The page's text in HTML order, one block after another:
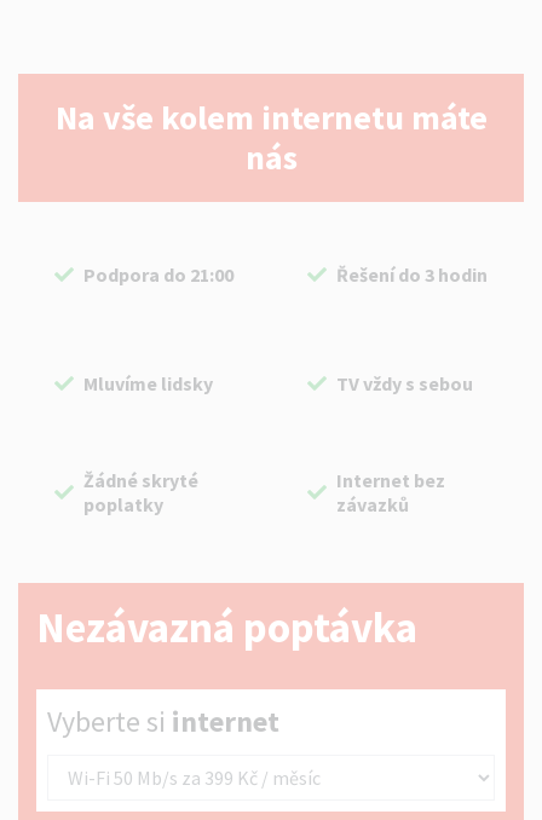
Na vše kolem internetu máte
nás
Podpora do 21:00 Řešení do 3 hodin
Mluvíme lidsky TV vždy s sebou
Žádné skryté
poplatky
Internet bez
závazků
Nezávazná poptávka
Vyberte si internet
Vyberte si internet